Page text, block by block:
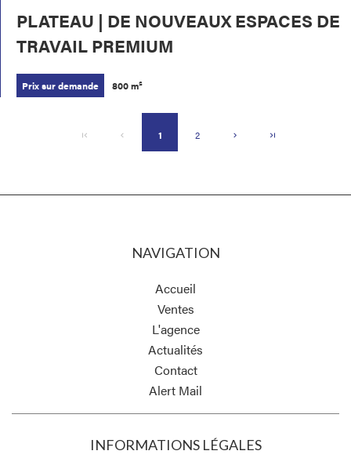
PLATEAU | DE NOUVEAUX ESPACES DE
TRAVAIL PREMIUM
Prix sur demande 800 m²
1 2
NAVIGATION
Accueil
Ventes
L'agence
Actualités
Contact
Alert Mail
INFORMATIONS LÉGALES